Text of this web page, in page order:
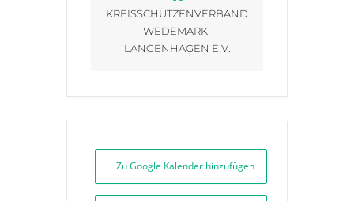
KREISSCHÜTZENVERBAND
WEDEMARK-
LANGENHAGEN E.V.
+ Zu Google Kalender hinzufügen